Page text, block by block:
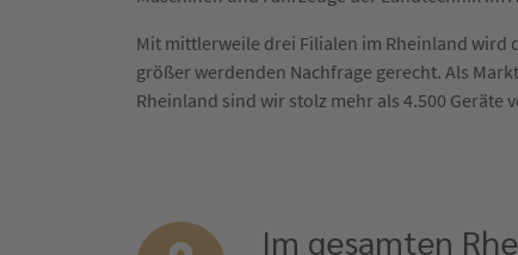
Mit mittlerweile drei Filialen im Rheinland wird
größer werdenden Nachfrage gerecht. Als
Rheinland sind wir stolz mehr als 4.500
Im gesamten